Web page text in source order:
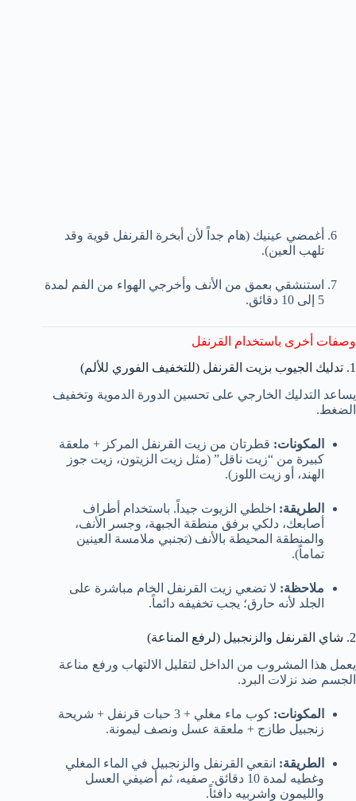
أغمضي عينيك (هام جداً لأن أبخرة القرنفل قوية وقد
تلهب العين).
استنشقي بعمق من الأنف وأخرجي الهواء من الفم لمدة
5 إلى 10 دقائق.
وصفات أخرى باستخدام القرنفل
1. تدليك الجيوب بزيت القرنفل (للتخفيف الفوري للألم)
يساعد التدليك الخارجي على تحسين الدورة الدموية وتخفيف
الضغط.
المكونات: قطرتان من زيت القرنفل المركز + ملعقة
كبيرة من “زيت ناقل” (مثل زيت الزيتون، زيت جوز
الهند، أو زيت اللوز).
الطريقة: اخلطي الزيوت جيداً. باستخدام أطراف
أصابعك، دلكي برفق منطقة الجبهة، وجسر الأنف،
والمنطقة المحيطة بالأنف (تجنبي ملامسة العينين
تماماً).
ملاحظة: لا تضعي زيت القرنفل الخام مباشرة على
الجلد لأنه حارق؛ يجب تخفيفه دائماً.
2. شاي القرنفل والزنجبيل (لرفع المناعة)
يعمل هذا المشروب من الداخل لتقليل الالتهاب ورفع مناعة
الجسم ضد نزلات البرد.
المكونات:
كوب ماء مغلي + 3 حبات قرنفل + شريحة
زنجبيل طازج + ملعقة عسل ونصف ليمونة.
الطريقة: انقعي القرنفل والزنجبيل في الماء المغلي
وغطيه لمدة 10 دقائق. صفيه، ثم أضيفي العسل
والليمون واشربيه دافئاً.